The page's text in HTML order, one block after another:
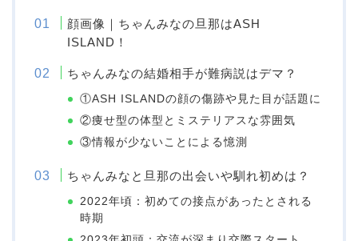
顔画像｜ちゃんみなの旦那はASH
ISLAND！
ちゃんみなの結婚相手が難病説はデマ？
①ASH ISLANDの顔の傷跡や見た目が話題に
②痩せ型の体型とミステリアスな雰囲気
③情報が少ないことによる憶測
ちゃんみなと旦那の出会いや馴れ初めは？
2022年頃：初めての接点があったとされる
時期